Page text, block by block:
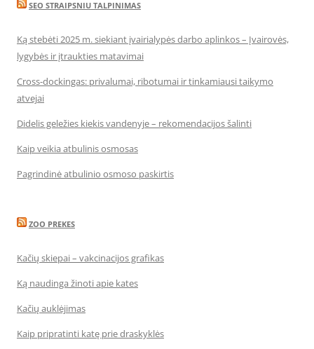
SEO STRAIPSNIU TALPINIMAS
Ką stebėti 2025 m. siekiant įvairialypės darbo aplinkos – Įvairovės,
lygybės ir įtraukties matavimai
Cross-dockingas: privalumai, ribotumai ir tinkamiausi taikymo
atvejai
Didelis geležies kiekis vandenyje – rekomendacijos šalinti
Kaip veikia atbulinis osmosas
Pagrindinė atbulinio osmoso paskirtis
ZOO PREKES
Kačių skiepai – vakcinacijos grafikas
Ką naudinga žinoti apie kates
Kačių auklėjimas
Kaip pripratinti katę prie draskyklės